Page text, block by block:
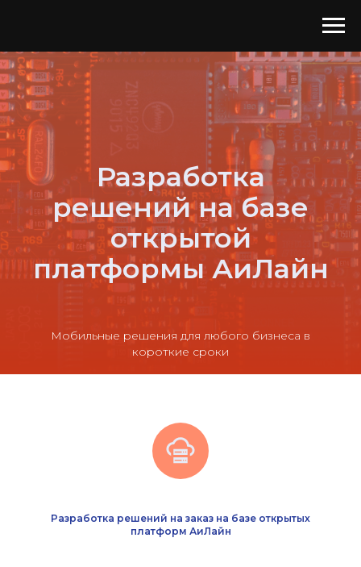
Разработка
решений на базе
открытой
платформы АиЛайн
Мобильные решения для любого бизнеса в
короткие сроки
Разработка решений на заказ на базе открытых
платформ АиЛайн